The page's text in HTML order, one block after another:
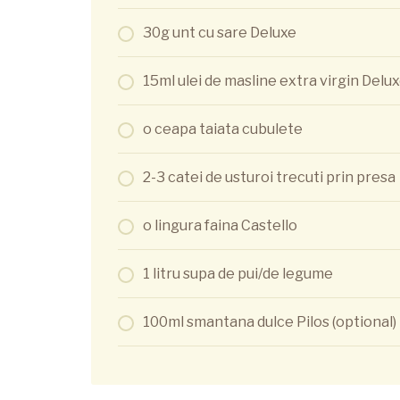
30g unt cu sare Deluxe
15ml ulei de masline extra virgin
o ceapa taiata cubulete
2-3 catei de usturoi trecuti prin presa
o lingura faina Castello
1 litru supa de pui/de legume
100ml smantana dulce Pilos (optional)